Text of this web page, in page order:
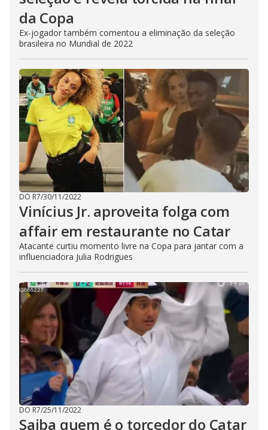
da Copa
Ex-jogador também comentou a eliminação da seleção
brasileira no Mundial de 2022
DO R7/30/11/2022
Vinícius Jr. aproveita folga com
affair em restaurante no Catar
Atacante curtiu momento livre na Copa para jantar com a
influenciadora Julia Rodrigues
DO R7/25/11/2022
Saiba quem é o torcedor do Catar